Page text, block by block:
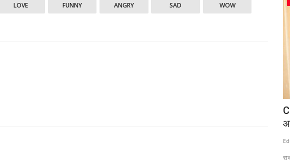
LOVE FUNNY ANGRY SAD WOW
घेतल्यावर ते भारतात परतले. आधी टाटा